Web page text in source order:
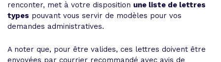
renconter, met à votre disposition une liste de lettres
types pouvant vous servir de modèles pour vos
demandes administratives.
A noter que, pour être valides, ces lettres doivent être
envoyées par courrier recommandé avec avis de